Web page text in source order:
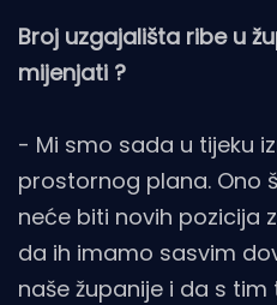
Broj uzgajališta ribe u
mijenjati ?
- Mi smo sada u tijeku
prostornog plana. Ono
neće biti novih pozicija
da ih imamo sasvim
naše županije i da s